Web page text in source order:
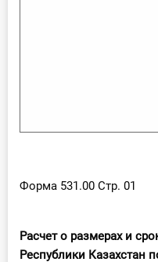
Форма 531.00 Стр. 01
Расчет о размерах и
Республики Казахстан